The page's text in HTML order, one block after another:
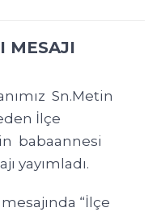
MESAJI
Sn.Metin
İlçe
babaannesi
yayımladı.
“İlçe